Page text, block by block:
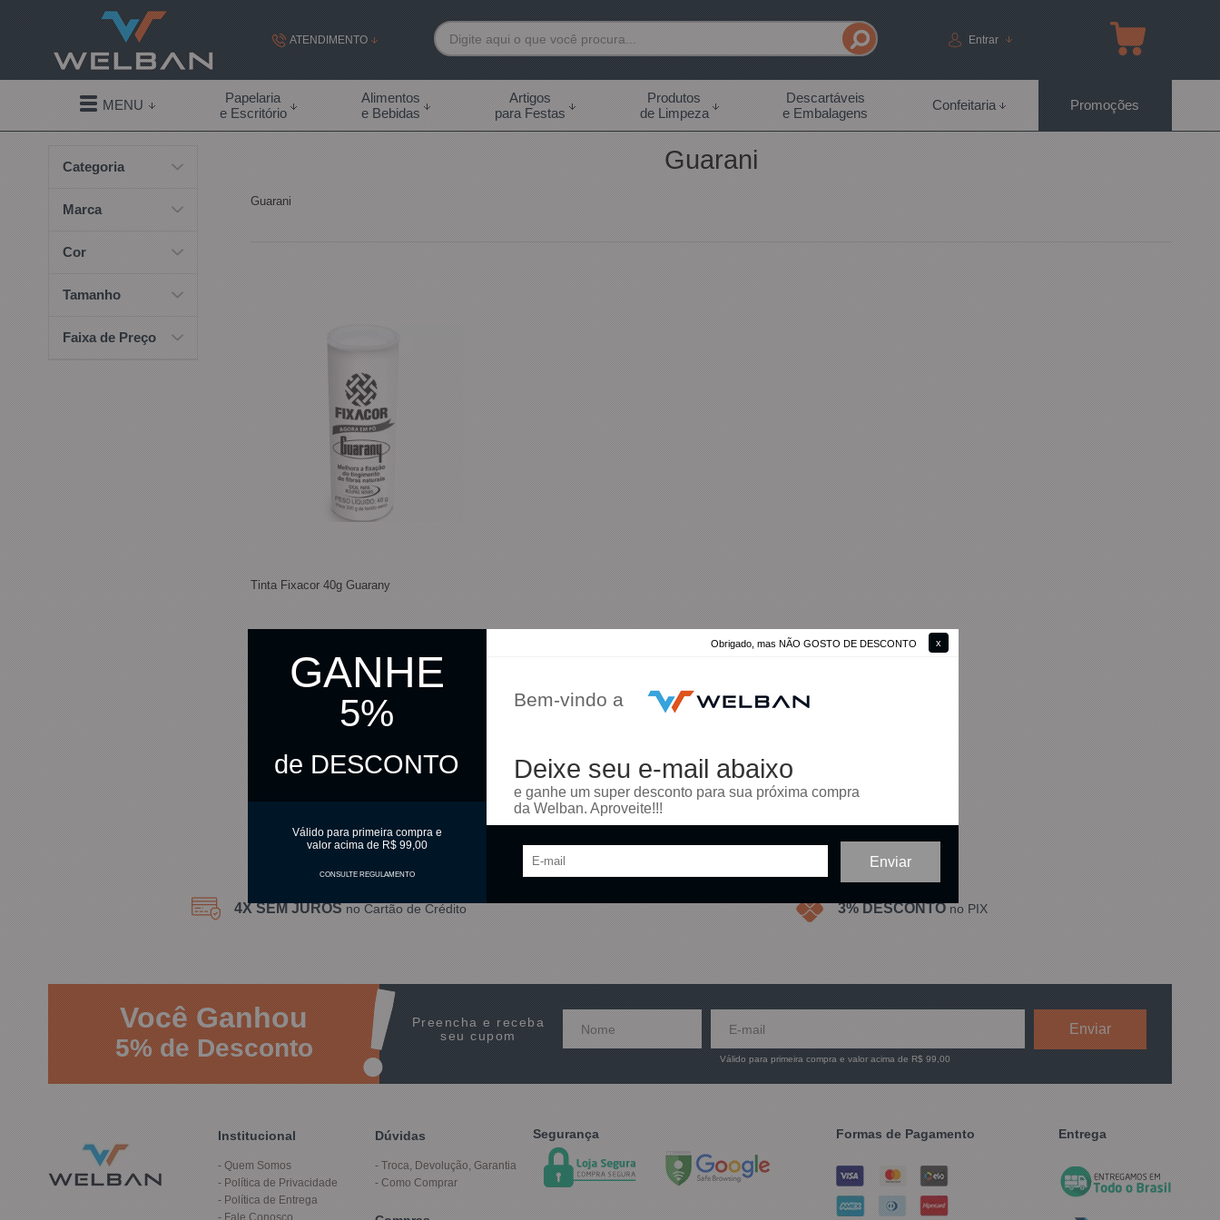
Obrigado, mas NÃO GOSTO DE DESCONTO
GANHE
5%
de DESCONTO
Válido para primeira compra e
valor acima de R$ 99,00
CONSULTE REGULAMENTO
Bem-vindo a
Deixe seu e-mail abaixo
e ganhe um super desconto para sua próxima compra
da Welban. Aproveite!!!
ATENDIMENTO
(19) 99855-7892
(19) 99855-7892
contato@welban.com.br
Segunda à sexta - 08:30h às 18:00h Sábados -
09:00h às 14:00h
Entrar
MENU
Papelaria
e Escritório
Alimentos
e Bebidas
Artigos
para Festas
Produtos
de Limpeza
Descartáveis
e Embalagens
Confeitaria Promoções
Categoria
Marca
Cor
Tamanho
Faixa de Preço
Guarani
Guarani
Tinta Fixacor 40g Guarany
R$ 8,90
4X SEM JUROS no Cartão de Crédito 3% DESCONTO no PIX
VocêGanhou
5%de Desconto
Preencha e receba
seu cupom
Válido para primeira compra e valor acima de R$ 99,00
Institucional
Quem Somos
Política de Privacidade
Política de Entrega
Fale Conosco
Dúvidas
Troca, Devolução, Garantia
Como Comprar
Segurança Formas de Pagamento Entrega